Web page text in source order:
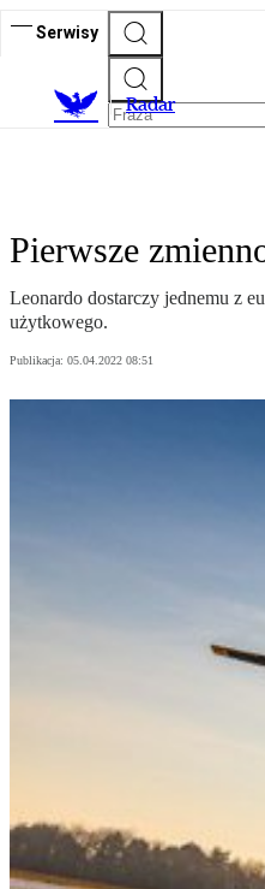
Serwisy
Radar
Pierwsze
Leonardo dostarczy jednemu z
użytkowego.
Publikacja: 05.04.2022 08:51